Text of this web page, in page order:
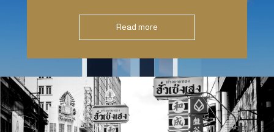
Read more